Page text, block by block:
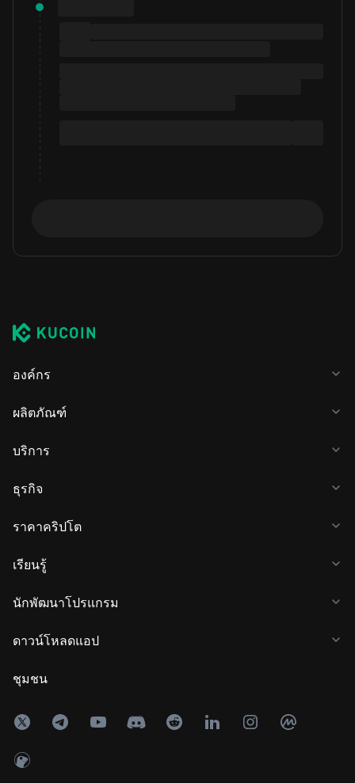
องค์กร
ผลิตภัณฑ์
บริการ
ธุรกิจ
ราคาคริปโต
เรียนรู้
นักพัฒนาโปรแกรม
ดาวน์โหลดแอป
ชุมชน